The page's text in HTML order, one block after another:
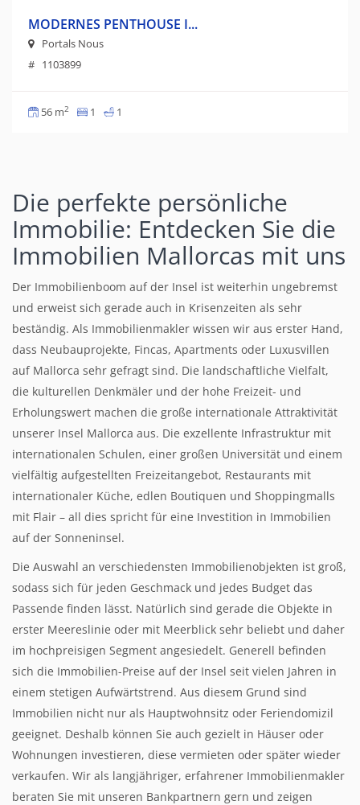
MODERNES PENTHOUSE I...
Portals Nous
# 1103899
56 m2 1 1
Die perfekte persönliche
Immobilie: Entdecken Sie die
Immobilien Mallorcas mit uns
Der Immobilienboom auf der Insel ist weiterhin ungebremst
und erweist sich gerade auch in Krisenzeiten als sehr
beständig. Als Immobilienmakler wissen wir aus erster Hand,
dass Neubauprojekte, Fincas, Apartments oder Luxusvillen
auf Mallorca sehr gefragt sind. Die landschaftliche Vielfalt,
die kulturellen Denkmäler und der hohe Freizeit- und
Erholungswert machen die große internationale Attraktivität
unserer Insel Mallorca aus. Die exzellente Infrastruktur mit
internationalen Schulen, einer großen Universität und einem
vielfältig aufgestellten Freizeitangebot, Restaurants mit
internationaler Küche, edlen Boutiquen und Shoppingmalls
mit Flair – all dies spricht für eine Investition in Immobilien
auf der Sonneninsel.
Die Auswahl an verschiedensten Immobilienobjekten ist groß,
sodass sich für jeden Geschmack und jedes Budget das
Passende finden lässt. Natürlich sind gerade die Objekte in
erster Meereslinie oder mit Meerblick sehr beliebt und daher
im hochpreisigen Segment angesiedelt. Generell befinden
sich die Immobilien-Preise auf der Insel seit vielen Jahren in
einem stetigen Aufwärtstrend. Aus diesem Grund sind
Immobilien nicht nur als Hauptwohnsitz oder Feriendomizil
geeignet. Deshalb können Sie auch gezielt in Häuser oder
Wohnungen investieren, diese vermieten oder später wieder
verkaufen. Wir als langjähriger, erfahrener Immobilienmakler
beraten Sie mit unseren Bankpartnern gern und zeigen